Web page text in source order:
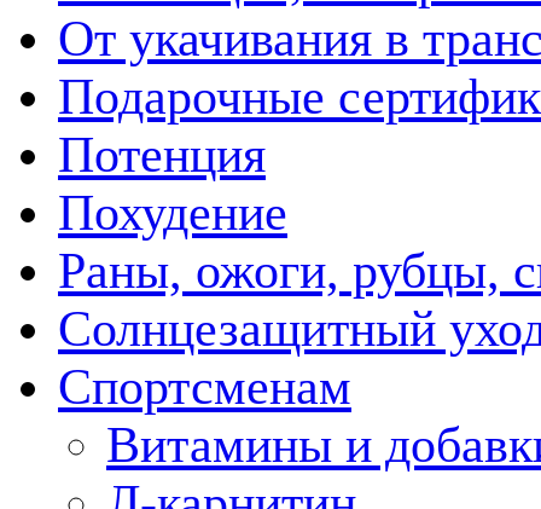
От укачивания в
Подарочные
Потенция
Похудение
Раны, ожоги, рубцы,
Солнцезащитный
Спортсменам
Витамины и